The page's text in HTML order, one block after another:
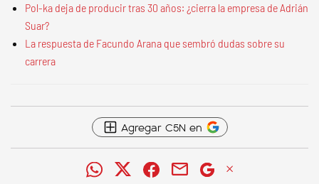
Pol-ka deja de producir tras 30 años: ¿cierra la empresa de Adrián
Suar?
La respuesta de Facundo Arana que sembró dudas sobre su
carrera
Agregar C5N en